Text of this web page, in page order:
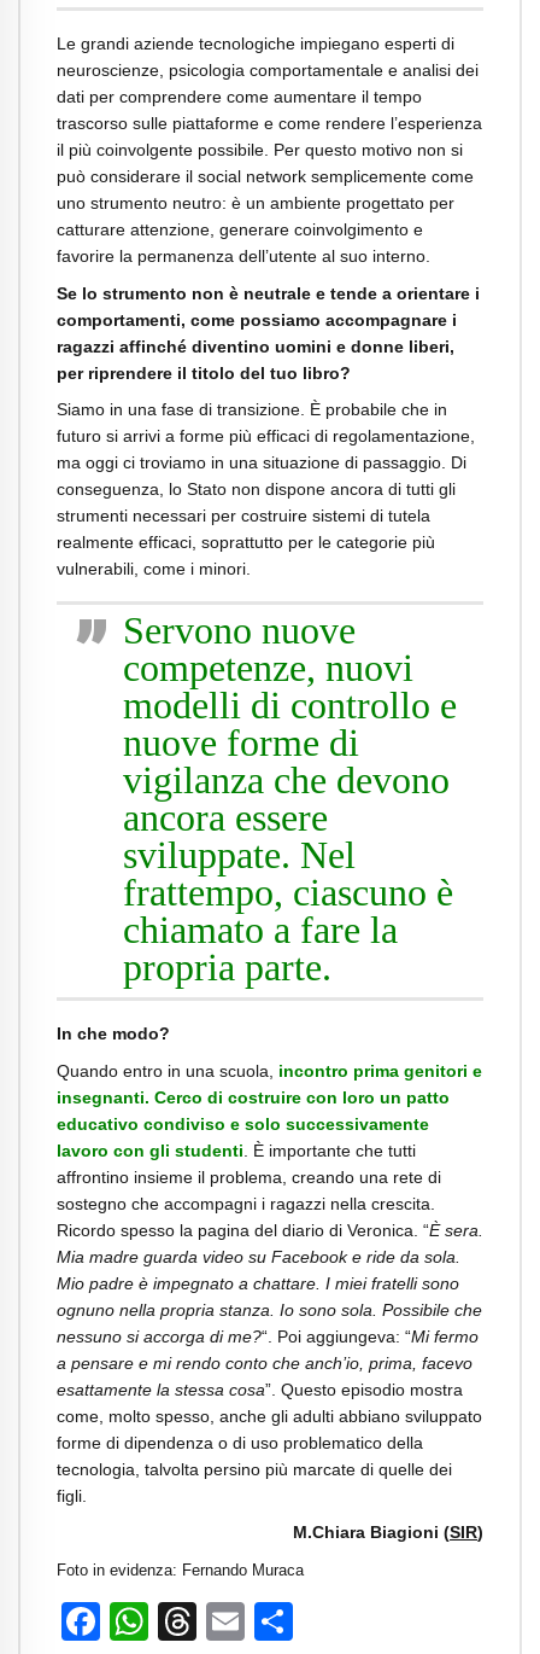
Le grandi aziende tecnologiche impiegano esperti di
neuroscienze, psicologia comportamentale e analisi dei
dati per comprendere come aumentare il tempo
trascorso sulle piattaforme e come rendere l’esperienza
il più coinvolgente possibile. Per questo motivo non si
può considerare il social network semplicemente come
uno strumento neutro: è un ambiente progettato per
catturare attenzione, generare coinvolgimento e
favorire la permanenza dell’utente al suo interno.
Se lo strumento non è neutrale e tende a orientare i
comportamenti, come possiamo accompagnare i
ragazzi affinché diventino uomini e donne liberi,
per riprendere il titolo del tuo libro?
Siamo in una fase di transizione. È probabile che in
futuro si arrivi a forme più efficaci di regolamentazione,
ma oggi ci troviamo in una situazione di passaggio. Di
conseguenza, lo Stato non dispone ancora di tutti gli
strumenti necessari per costruire sistemi di tutela
realmente efficaci, soprattutto per le categorie più
vulnerabili, come i minori.
Servono nuove
competenze, nuovi
modelli di controllo e
nuove forme di
vigilanza che devono
ancora essere
sviluppate. Nel
frattempo, ciascuno è
chiamato a fare la
propria parte.
In che modo?
Quando entro in una scuola, incontro prima genitori e
insegnanti. Cerco di costruire con loro un patto
educativo condiviso e solo successivamente
lavoro con gli studenti . È importante che tutti
affrontino insieme il problema, creando una rete di
sostegno che accompagni i ragazzi nella crescita.
Ricordo spesso la pagina del diario di Veronica. “È sera.
Mia madre guarda video su Facebook e ride da sola.
Mio padre è impegnato a chattare. I miei fratelli sono
ognuno nella propria stanza. Io sono sola. Possibile che
nessuno si accorga di me?“. Poi aggiungeva: “Mi fermo
a pensare e mi rendo conto che anch’io, prima, facevo
esattamente la stessa cosa”. Questo episodio mostra
come, molto spesso, anche gli adulti abbiano sviluppato
forme di dipendenza o di uso problematico della
tecnologia, talvolta persino più marcate di quelle dei
figli.
M.Chiara Biagioni (SIR)
Foto in evidenza: Fernando Muraca
Facebook
WhatsApp
Threads
Email